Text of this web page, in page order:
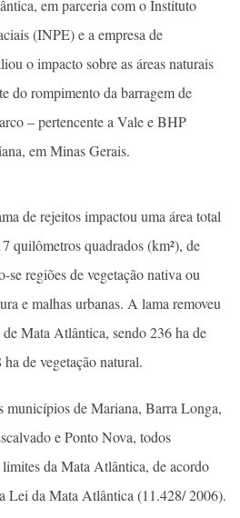
em parceria com o Instituto
(INPE) e a empresa de
o impacto sobre as áreas naturais
do rompimento da barragem de
– pertencente a Vale e BHP
em Minas Gerais.
de rejeitos impactou uma área total
quilômetros quadrados (km²), de
regiões de vegetação nativa ou
e malhas urbanas. A lama removeu
Mata Atlântica, sendo 236 ha de
de vegetação natural.
municípios de Mariana, Barra Longa,
e Ponto Nova, todos
da Mata Atlântica, de acordo
Lei da Mata Atlântica (11.428/ 2006).